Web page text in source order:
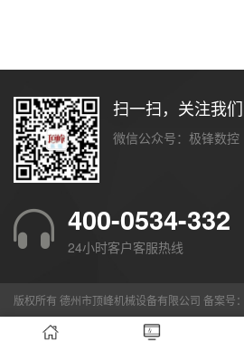
扫一扫，关注我们
微信公众号：极锋数控
400-0534-332
24小时客户客服热线
版权所有 德州市顶峰机械设备有限公司 备案号：